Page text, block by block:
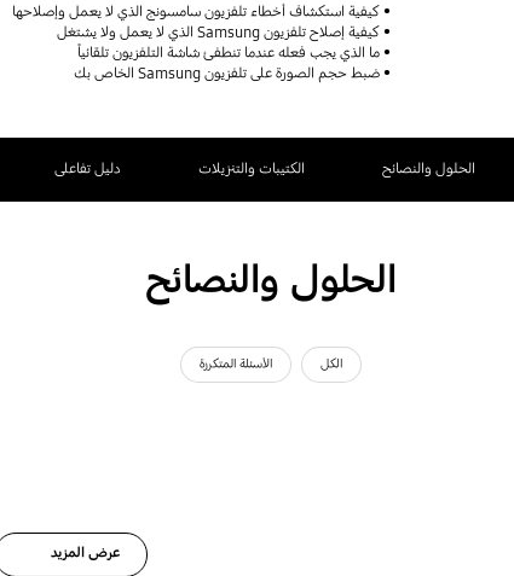
كيفية استكشاف أخطاء تلفزيون سامسونج الذي لا يعمل وإصلاحها
كيفية إصلاح تلفزيون Samsung الذي لا يعمل ولا يشتغل
ما الذي يجب فعله عندما تنطفئ شاشة التلفزيون تلقائياً
ضبط حجم الصورة على تلفزيون Samsung الخاص بك
الحلول والنصائح الكتيبات والتنزيلات دليل تفاعلى
الحلول والنصائح
الكل الأسئلة المتكررة
عرض المزيد